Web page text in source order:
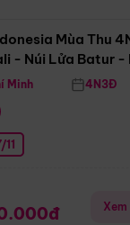
Mùa Thu
- Núi Lửa Batur -
Minh 4N3Đ
11